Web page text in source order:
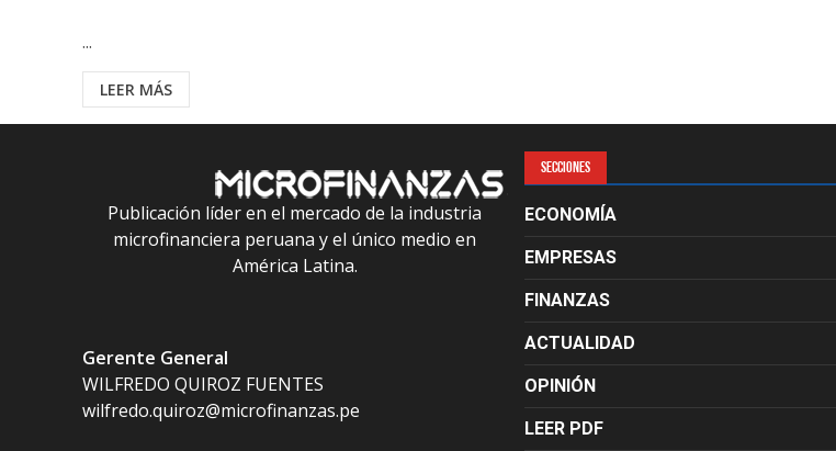
...
LEER MÁS
Publicación líder en el mercado de la industria
microfinanciera peruana y el único medio en
América Latina.
Gerente General
WILFREDO QUIROZ FUENTES
wilfredo.quiroz@microfinanzas.pe
SECCIONES
ECONOMÍA
EMPRESAS
FINANZAS
ACTUALIDAD
OPINIÓN
LEER PDF